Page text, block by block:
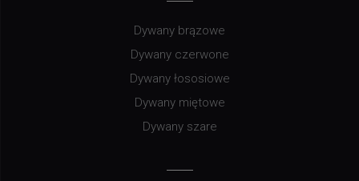
Dywany brązowe
Dywany czerwone
Dywany łososiowe
Dywany miętowe
Dywany szare